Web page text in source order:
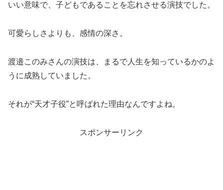
いい意味で、子どもであることを忘れさせる演技でした。
可愛らしさよりも、感情の深さ。
渡邉このみさんの演技は、まるで人生を知っているかのよ
うに成熟していました。
それが“天才子役”と呼ばれた理由なんですよね。
スポンサーリンク